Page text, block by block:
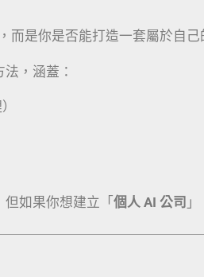
而是你是否能打造一套屬於自
，涵蓋：
如果你想建立「 個人 AI 公司